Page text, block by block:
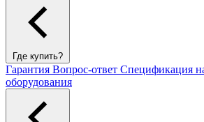
Где купить?
Гарантия Вопрос-ответ Спецификация
оборудования